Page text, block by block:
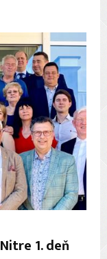
1. deň